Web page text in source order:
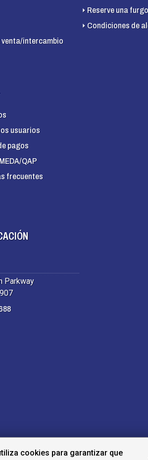
venta/intercambio
Reserve una
Condiciones de
usuarios
pagos
QAP
frecuentes
Parkway
cookies para garantizar que